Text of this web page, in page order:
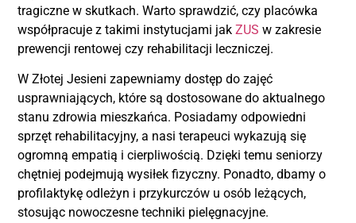
tragiczne w skutkach. Warto sprawdzić, czy placówka
współpracuje z takimi instytucjami jakZUS w zakresie
prewencji rentowej czy rehabilitacji leczniczej.
W Złotej Jesieni zapewniamy dostęp do zajęć
usprawniających, które są dostosowane do aktualnego
stanu zdrowia mieszkańca. Posiadamy odpowiedni
sprzęt rehabilitacyjny, a nasi terapeuci wykazują się
ogromną empatią i cierpliwością. Dzięki temu seniorzy
chętniej podejmują wysiłek fizyczny. Ponadto, dbamy o
profilaktykę odleżyn i przykurczów u osób leżących,
stosując nowoczesne techniki pielęgnacyjne.